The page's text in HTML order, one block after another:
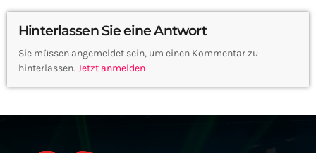
Hinterlassen Sie eine Antwort
Sie müssen angemeldet sein, um einen Kommentar zu
hinterlassen. Jetzt anmelden